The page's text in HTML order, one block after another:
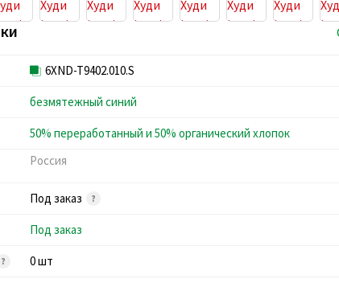
6XND-T9402.010.S
безмятежный синий
50% переработанный и 50% органический хлопок
Россия
Под заказ
Под заказ
0 шт